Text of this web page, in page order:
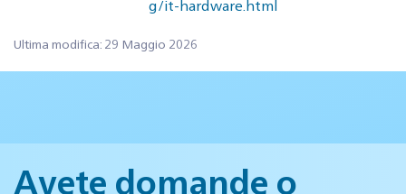
g/it-hardware.html
Ultima modifica: 29 Maggio 2026
Avete domande o